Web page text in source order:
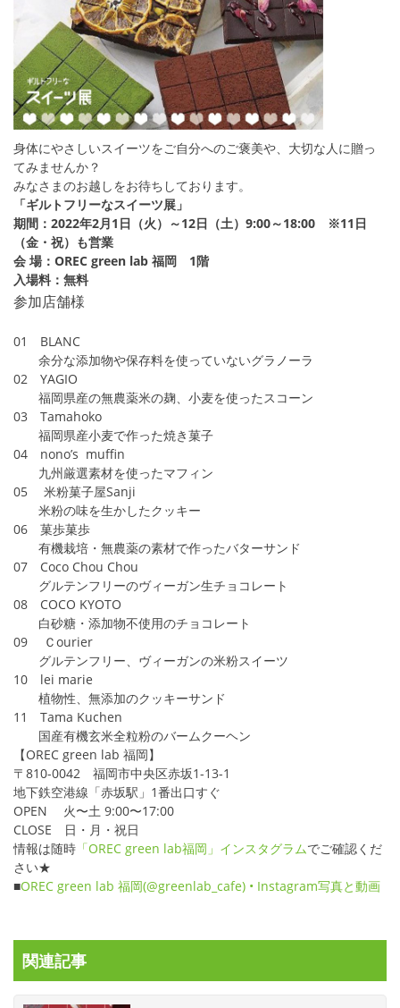
身体にやさしいスイーツをご自分へのご褒美や、大切な人に贈っ
てみませんか？
みなさまのお越しをお待ちしております。
「ギルトフリーなスイーツ展」⁡
期間：2022年2月1日（火）～12日（土）9:00～18:00 ※11日
（金・祝）も営業
会 場：OREC green lab 福岡 1階
入場料：無料
参加店舗様
01 BLANC
余分な添加物や保存料を使っていないグラノーラ
02 YAGIO
福岡県産の無農薬米の麹、小麦を使ったスコーン
03 Tamahoko
福岡県産小麦で作った焼き菓子
04 nono’s muffin
九州厳選素材を使ったマフィン
05 米粉菓子屋Sanji
米粉の味を生かしたクッキー
06 菓歩菓歩
有機栽培・無農薬の素材で作ったバターサンド
07 Coco Chou Chou
グルテンフリーのヴィーガン生チョコレート
08 COCO KYOTO
白砂糖・添加物不使用のチョコレート
09 Ｃourier
グルテンフリー、ヴィーガンの米粉スイーツ
10 lei marie
植物性、無添加のクッキーサンド
11 Tama Kuchen
国産有機玄米全粒粉のバームクーヘン
【OREC green lab 福岡】
〒810-0042 福岡市中央区赤坂1-13-1
地下鉄空港線「赤坂駅」1番出口すぐ
OPEN 火〜土 9:00〜17:00
CLOSE 日・月・祝日
情報は随時 「OREC green lab福岡」インスタグラムでご確認くだ
さい★
■OREC green lab 福岡(@greenlab_cafe) • Instagram写真と動画
関連記事